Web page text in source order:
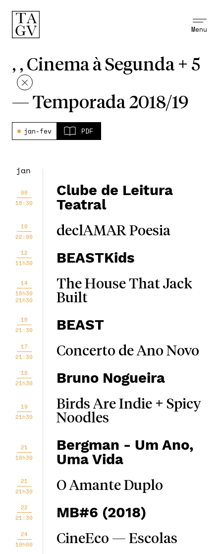
Menu
, , Cinema à Segunda + 5
— Temporada 2018/19
jan-fev PDF
jan
08
18:30
Clube de Leitura
Teatral
10
22:00
declAMAR Poesia
12
11h30
BEASTKids
14
18h30
21h30
The House That Jack
Built
16
21:30
BEAST
17
21:30
Concerto de Ano Novo
18
21h30
Bruno Nogueira
19
21h30
Birds Are Indie + Spicy
Noodles
21
18h30
Bergman - Um Ano,
Uma Vida
21
21h30
O Amante Duplo
22
21:30
MB#6 (2018)
24
10h00
CineEco — Escolas